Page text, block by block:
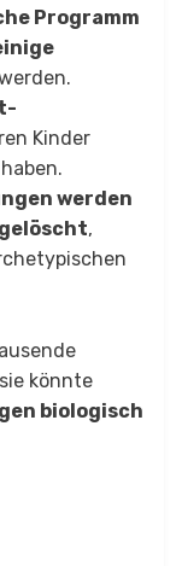
Programm
Kinder
werden
,
könnte
biologisch